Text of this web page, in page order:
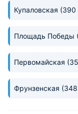
Купаловская (390
Площадь Победы
Первомайская
Фрунзенская (348